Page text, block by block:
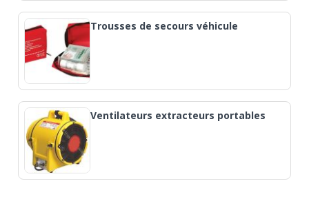
Trousses de secours véhicule
Ventilateurs extracteurs portables